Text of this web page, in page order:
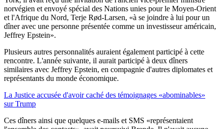
norvégien et envoyé spécial des Nations unies pour le Moyen-Orient
et l'Afrique du Nord, Terje Rød-Larsen, «à se joindre à lui pour un
dîner avec une personne présentée comme un investisseur américain,
Jeffrey Epstein».
Plusieurs autres personnalités auraient également participé à cette
rencontre. L'année suivante, il aurait participé à deux dîners
similaires avec Jeffrey Epstein, en compagnie d'autres diplomates et
représentants du monde économique.
La Justice accusée d'avoir caché des témoignages «abominables»
sur Trump
Ces dîners ainsi que quelques e-mails et SMS «représentaient